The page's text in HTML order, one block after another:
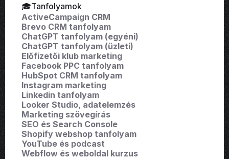
🎓Tanfolyamok
ActiveCampaign CRM
Brevo CRM tanfolyam
ChatGPT tanfolyam (egyéni)
ChatGPT tanfolyam (üzleti)
Előfizetői klub marketing
Facebook PPC tanfolyam
HubSpot CRM tanfolyam
Instagram marketing
Linkedin tanfolyam
Looker Studio, adatelemzés
Marketing szövegírás
SEO és Search Console
Shopify webshop tanfolyam
YouTube és podcast
Webflow és weboldal kurzus